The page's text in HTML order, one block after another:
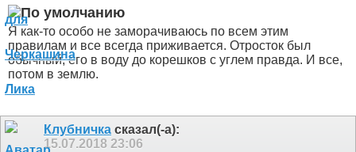
Я как-то особо не заморачиваюсь по всем этим
правилам и все всегда приживается. Отросток был
обычный, его в воду до корешков с углем правда. И все,
потом в землю.
Клубничка сказал(-а):
15.07.2018 23:06